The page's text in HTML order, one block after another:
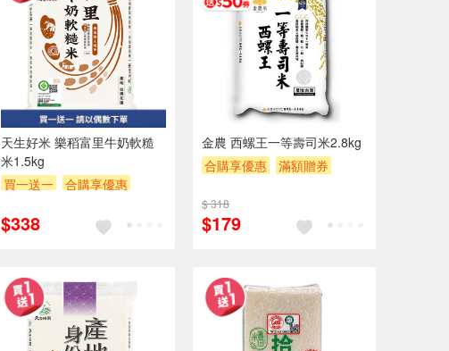
天生好米 樂稻富里牛奶軟糙
米1.5kg
買一送一
合購享優惠
贈$200
$338
金農 西螺王一等壽司米2.8kg
合購享優惠
滿額贈券
$ 318
$179